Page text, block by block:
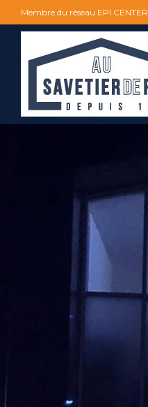
Membre du réseau EPI CENTER